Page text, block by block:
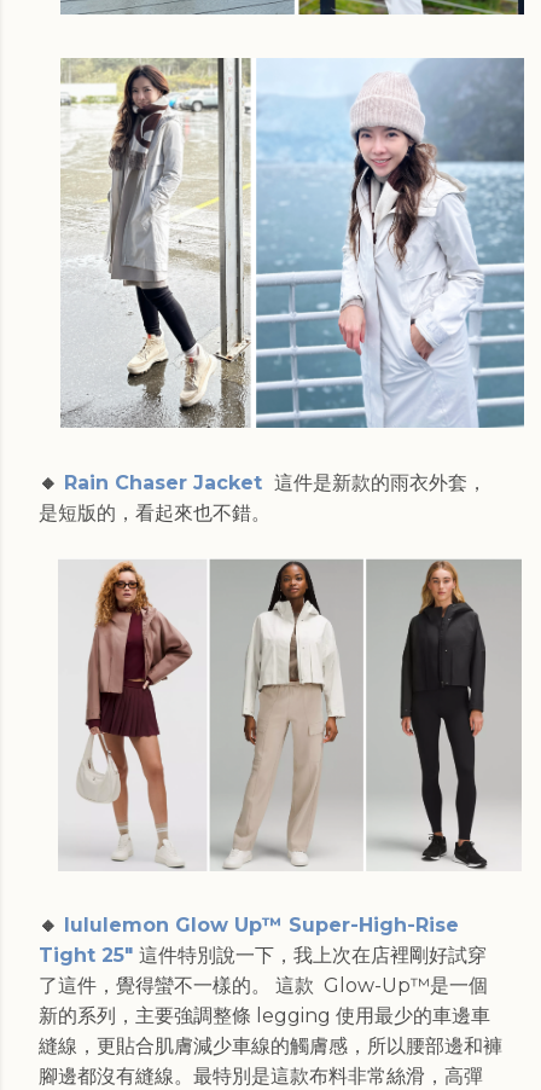
🔸 Rain Chaser Jacket 這件是新款的雨衣外套，
是短版的，看起來也不錯。
🔸 lululemon Glow Up™ Super-High-Rise
Tight 25" 這件特別說一下，我上次在店裡剛好試穿
了這件，覺得蠻不一樣的。 這款 Glow-Up™是一個
新的系列，主要強調整條 legging 使用最少的車邊車
縫線，更貼合肌膚減少車線的觸膚感，所以腰部邊和褲
腳邊都沒有縫線。最特別是這款布料非常絲滑，高彈